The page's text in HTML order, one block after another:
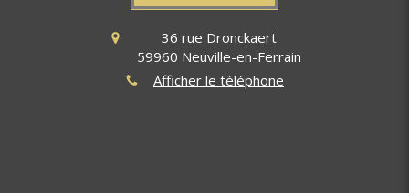
36 rue Dronckaert
59960 Neuville-en-Ferrain
Afficher le téléphone